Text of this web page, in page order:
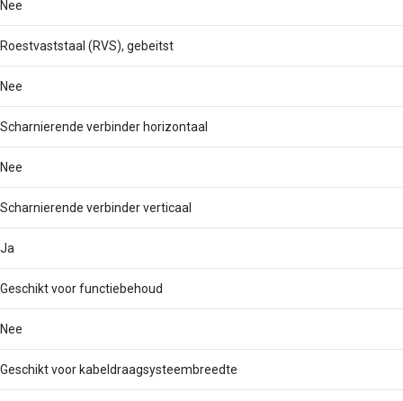
Nee
Roestvaststaal (RVS), gebeitst
Nee
Scharnierende verbinder horizontaal
Nee
Scharnierende verbinder verticaal
Ja
Geschikt voor functiebehoud
Nee
Geschikt voor kabeldraagsysteembreedte